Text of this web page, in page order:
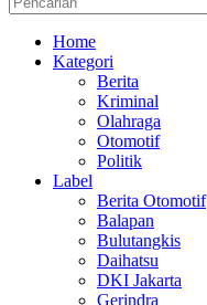
Home
Kategori
Berita
Kriminal
Olahraga
Otomotif
Politik
Label
Berita Otomotif
Balapan
Bulutangkis
Daihatsu
DKI Jakarta
Gerindra